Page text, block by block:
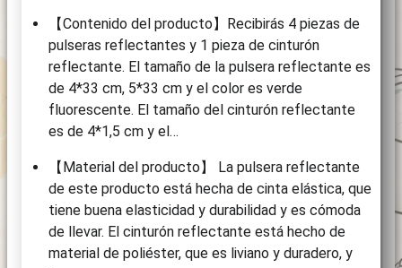
【Contenido del producto】Recibirás 4 piezas de
pulseras reflectantes y 1 pieza de cinturón
reflectante. El tamaño de la pulsera reflectante es
de 4*33 cm, 5*33 cm y el color es verde
fluorescente. El tamaño del cinturón reflectante
es de 4*1,5 cm y el…
【Material del producto】 La pulsera reflectante
de este producto está hecha de cinta elástica, que
tiene buena elasticidad y durabilidad y es cómoda
de llevar. El cinturón reflectante está hecho de
material de poliéster, que es liviano y duradero, y